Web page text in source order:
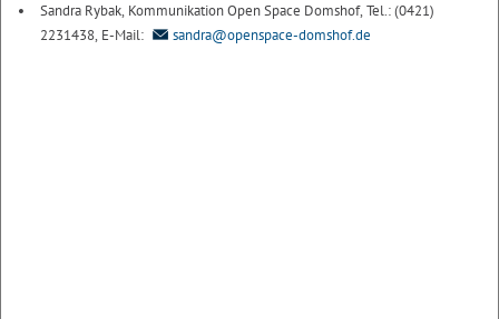
Sandra Rybak, Kommunikation Open Space Domshof, Tel.: (0421)
2231438, E-Mail:
sandra@openspace-domshof.de